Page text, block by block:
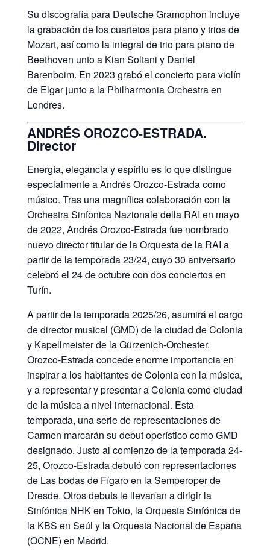
Su discografía para Deutsche Gramophon incluye
la grabación de los cuartetos para piano y trios de
Mozart, así como la integral de trio para piano de
Beethoven unto a Kian Soltani y Daniel
Barenboim. En 2023 grabó el concierto para violín
de Elgar junto a la Philharmonia Orchestra en
Londres.
ANDRÉS OROZCO-ESTRADA.
Director
Energía, elegancia y espíritu es lo que distingue
especialmente a Andrés Orozco-Estrada como
músico. Tras una magnífica colaboración con la
Orchestra Sinfonica Nazionale della RAI en mayo
de 2022, Andrés Orozco-Estrada fue nombrado
nuevo director titular de la Orquesta de la RAI a
partir de la temporada 23/24, cuyo 30 aniversario
celebró el 24 de octubre con dos conciertos en
Turín.
A partir de la temporada 2025/26, asumirá el cargo
de director musical (GMD) de la ciudad de Colonia
y Kapellmeister de la Gürzenich-Orchester.
Orozco-Estrada concede enorme importancia en
inspirar a los habitantes de Colonia con la música,
y a representar y presentar a Colonia como ciudad
de la música a nivel internacional. Esta
temporada, una serie de representaciones de
Carmen marcarán su debut operístico como GMD
designado. Justo al comienzo de la temporada 24-
25, Orozco-Estrada debutó con representaciones
de Las bodas de Fígaro en la Semperoper de
Dresde. Otros debuts le llevarían a dirigir la
Sinfónica NHK en Tokio, la Orquesta Sinfónica de
la KBS en Seúl y la Orquesta Nacional de España
(OCNE) en Madrid.